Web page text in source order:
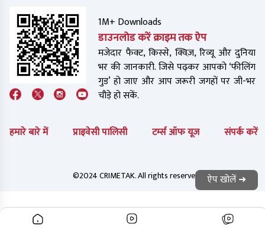
1M+ Downloads
डाउनलोड करें क्राइम तक ऐप
मजेदार फैक्ट, किस्से, क्विज़, रिव्यू और दुनिया
भर की जानकारी. जिसे पढ़कर आपको ‘फीलिंग
गुड’ हो जाए और आप जरूरी जगहों पर जी-भर
चौड़े हो सकें.
हमारे बारे में प्राइवेसी पालिसी टर्म्स ऑफ यूज संपर्क करें
©2024 CRIMETAK. All rights reserved. ऐप खोलें ➜